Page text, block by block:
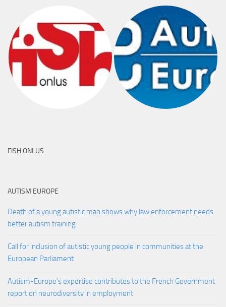
FISH ONLUS
AUTISM EUROPE
Death of a young autistic man shows why law enforcement needs
better autism training
Call for inclusion of autistic young people in communities at the
European Parliament
Autism-Europe’s expertise contributes to the French Government
report on neurodiversity in employment